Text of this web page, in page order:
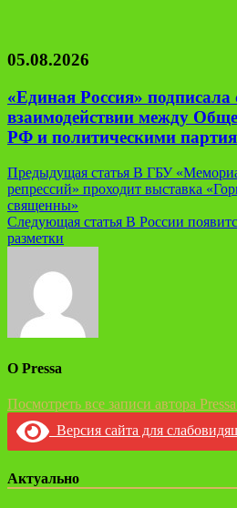
05.08.2026
«Единая Россия» подписала
взаимодействии между
РФ и политическими
Навигация
по
записям
Предыдущая статья В ГБУ
репрессий» проходит выставка
священны»
Следующая статья В России
разметки
О Pressa
Посмотреть все записи автора
Версия сайта для
Актуально